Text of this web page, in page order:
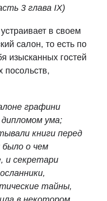
3 глава IX)
в своем
салон, то есть по
изысканных гостей
посольств,
графини
дипломом ума;
книги перед
о чем
и секретари
тайны,